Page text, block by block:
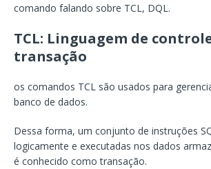
comando falando sobre TCL, DQL.
TCL: Linguagem de
transação
os comandos TCL são usados ​​para
banco de dados.
Dessa forma, um conjunto de instruções
logicamente e executadas nos dados
é conhecido como transação.